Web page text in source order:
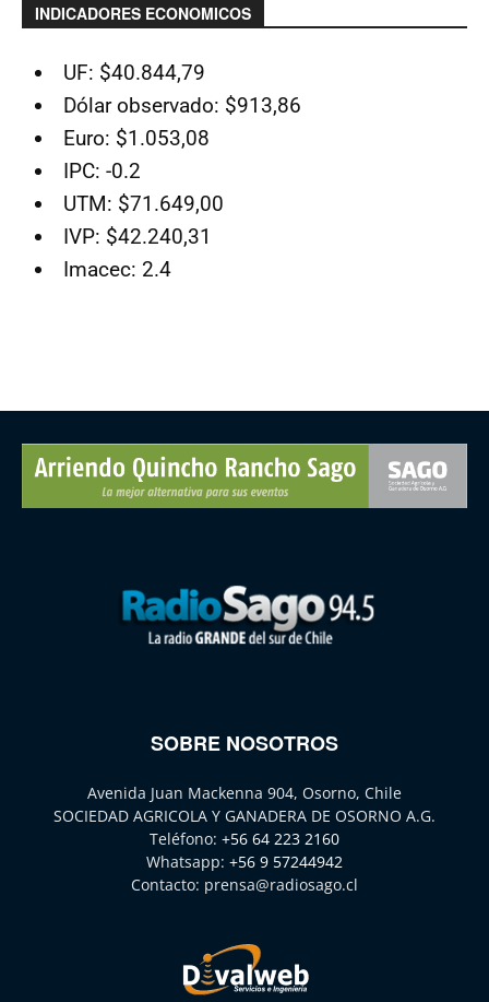
INDICADORES ECONOMICOS
UF: $40.844,79
Dólar observado: $913,86
Euro: $1.053,08
IPC: -0.2
UTM: $71.649,00
IVP: $42.240,31
Imacec: 2.4
SOBRE NOSOTROS
Avenida Juan Mackenna 904, Osorno, Chile
SOCIEDAD AGRICOLA Y GANADERA DE OSORNO A.G.
Teléfono: +56 64 223 2160
Whatsapp: +56 9 57244942
Contacto: prensa@radiosago.cl